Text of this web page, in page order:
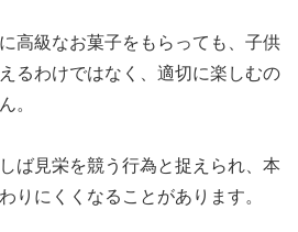
高級なお菓子をもらっても、子供
るわけではなく、適切に楽しむの
。
ば見栄を競う行為と捉えられ、本
りにくくなることがあります。